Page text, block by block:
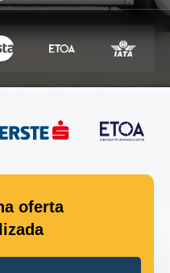
oferta